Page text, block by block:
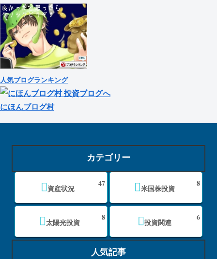
人気ブログランキング
にほんブログ村
カテゴリー
資産状況
47
米国株投資
8
太陽光投資
8
投資関連
6
人気記事